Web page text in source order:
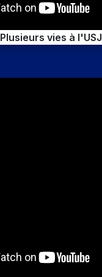
Plusieurs vies à l'USJ